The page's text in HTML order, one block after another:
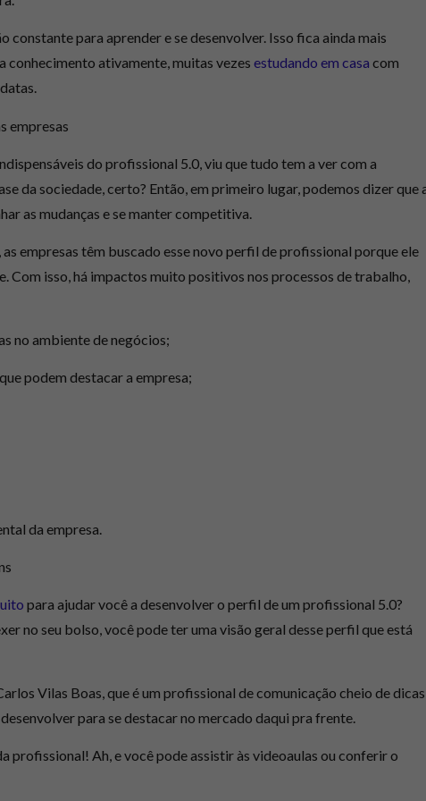
constante para aprender e se desenvolver. Isso fica ainda mais
conhecimento ativamente, muitas vezes estudando em casa com
empresas
do profissional 5.0, viu que tudo tem a ver com a
da sociedade, certo? Então, em primeiro lugar, podemos dizer que
as mudanças e se manter competitiva.
empresas têm buscado esse novo perfil de profissional porqueele
. Com isso, há impactos muito positivos nos processos de trabalho,
no ambiente de negócios;
podem destacar a empresa;
da empresa.
para ajudar você a desenvolver o perfil de um profissional 5.0?
no seu bolso, você pode ter uma visão geral desse perfil que está
Vilas Boas, que é um profissional de comunicação cheio de dicas
para se destacar no mercado daqui pra frente.
profissional! Ah, e você pode assistir às videoaulas ou conferir o